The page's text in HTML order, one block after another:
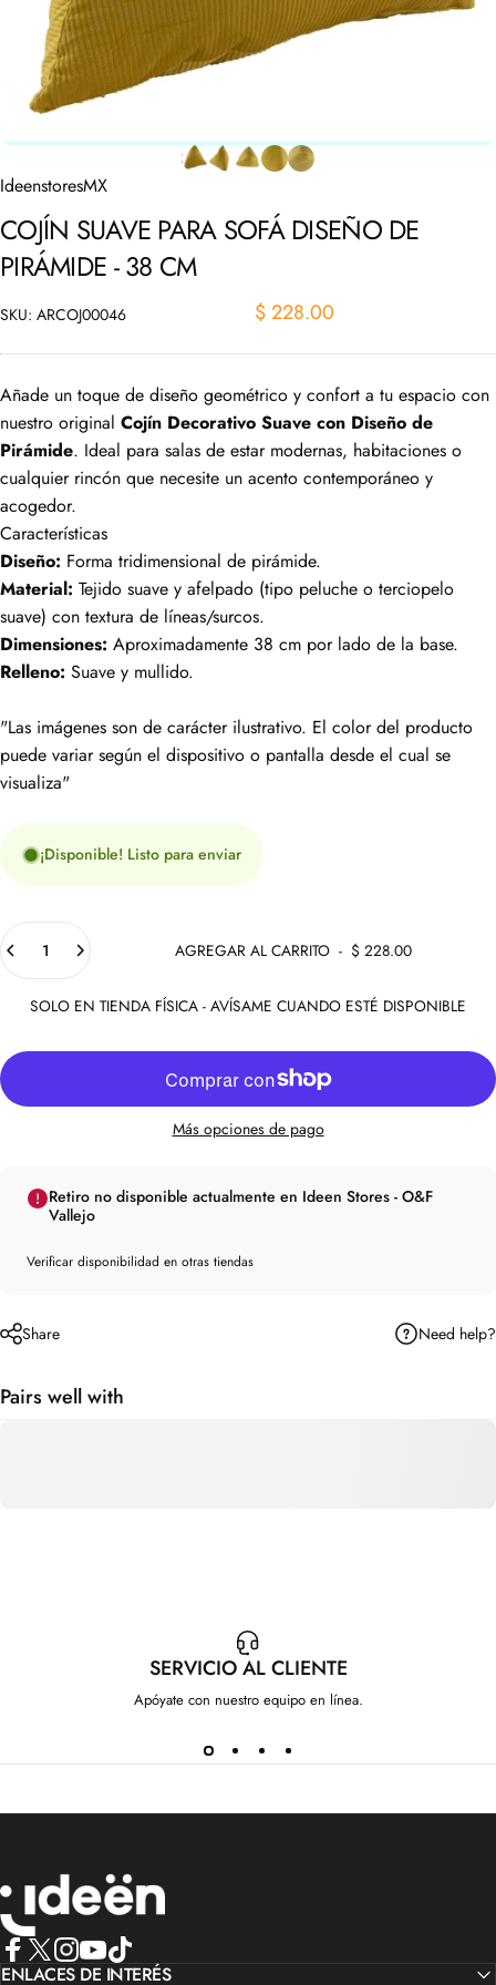
IdeenstoresMX
COJÍN SUAVE PARA SOFÁ DISEÑO DE
PIRÁMIDE - 38 CM
SKU: ARCOJ00046 $ 228.00
Añade un toque de diseño geométrico y confort a tu espacio con
nuestro original Cojín Decorativo Suave con Diseño de
Pirámide. Ideal para salas de estar modernas, habitaciones o
cualquier rincón que necesite un acento contemporáneo y
acogedor.
Características
Diseño: Forma tridimensional de pirámide.
Material: Tejido suave y afelpado (tipo peluche o terciopelo
suave) con textura de líneas/surcos.
Dimensiones: Aproximadamente 38 cm por lado de la base.
Relleno: Suave y mullido.
"Las imágenes son de carácter ilustrativo. El color del producto
puede variar según el dispositivo o pantalla desde el cual se
visualiza"
¡Disponible! Listo para enviar
Cantidad
AGREGAR AL CARRITO - $ 228.00
SOLO EN TIENDA FÍSICA - AVÍSAME CUANDO ESTÉ DISPONIBLE
Más opciones de pago
Retiro no disponible actualmente en Ideen Stores - O&F
Vallejo
Verificar disponibilidad en otras tiendas
Share Need help?
Pairs well with
SERVICIO AL CLIENTE
Apóyate con nuestro equipo en línea.
IdeenstoresMX
Facebook
X (Twitter)
Instagram
YouTube
TikTok
ENLACES DE INTERÉS